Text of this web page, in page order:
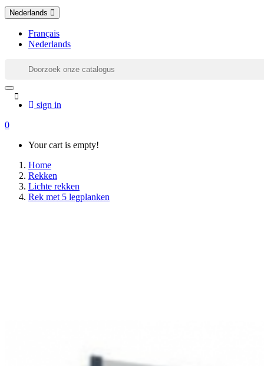
Nederlands
Français
Nederlands
sign in
0
Your cart is empty!
Home
Rekken
Lichte rekken
Rek met 5 legplanken